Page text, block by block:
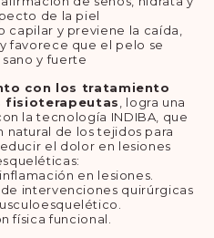
de la piel
capilar y previene la caída,
favorece que el pelo se
y fuerte
con los tratamiento
fisioterapeutas
, logra una
la tecnología INDIBA, que
natural de los tejidos para
el dolor en lesiones
en lesiones.
intervenciones quirúrgicas
física funcional.